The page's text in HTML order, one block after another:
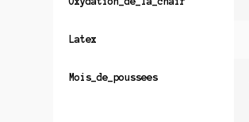
Latex
Mois_de_poussees